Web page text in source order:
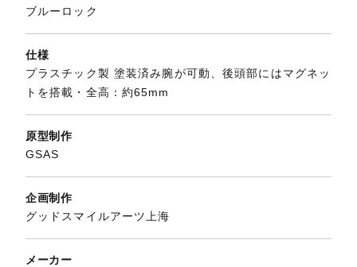
ブルーロック
仕様
プラスチック製 塗装済み腕が可動、後頭部にはマグネッ
トを搭載・全高：約65mm
原型制作
GSAS
企画制作
グッドスマイルアーツ上海
メーカー